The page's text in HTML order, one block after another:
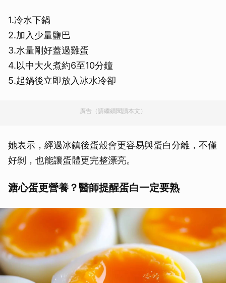
1.冷水下鍋
2.加入少量鹽巴
3.水量剛好蓋過雞蛋
4.以中大火煮約6至10分鐘
5.起鍋後立即放入冰水冷卻
廣告（請繼續閱讀本文）
她表示，經過冰鎮後蛋殼會更容易與蛋白分離，不僅
好剝，也能讓蛋體更完整漂亮。
溏心蛋更營養？醫師提醒蛋白一定要熟